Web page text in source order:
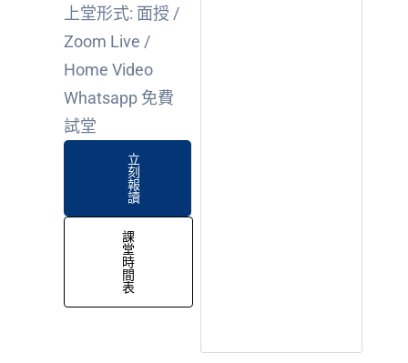
上堂形式: 面授 /
Zoom Live /
Home Video
Whatsapp 免費
試堂
立
刻
報
讀
課
堂
時
間
表